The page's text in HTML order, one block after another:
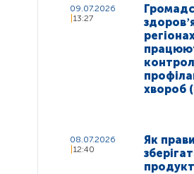
09.07.2026
13:27
хвороб
08.07.2026
12:40
Як